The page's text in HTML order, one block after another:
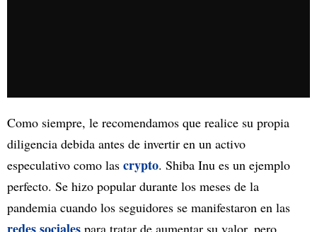
Como siempre, le recomendamos que realice su propia
diligencia debida antes de invertir en un activo
especulativo como las crypto. Shiba Inu es un ejemplo
perfecto. Se hizo popular durante los meses de la
pandemia cuando los seguidores se manifestaron en las
para tratar de aumentar su valor, pero